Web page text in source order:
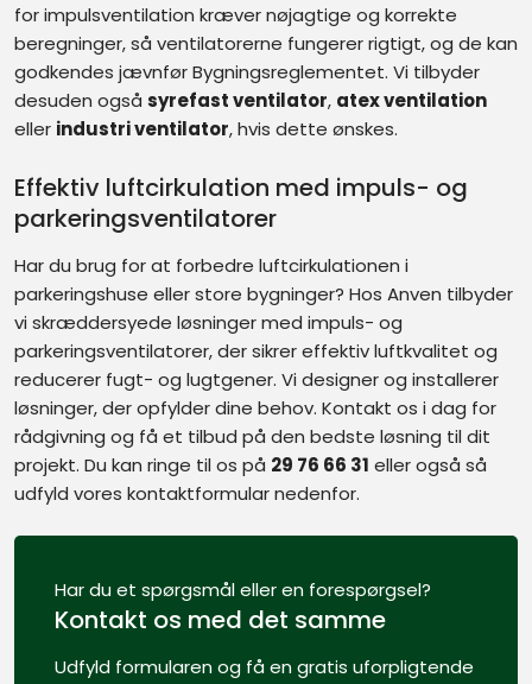
for impulsventilation kræver nøjagtige og korrekte
beregninger, så ventilatorerne fungerer rigtigt, og de kan
godkendes jævnfør Bygningsreglementet. Vi tilbyder
desuden også syrefast ventilator, atex ventilation
eller industri ventilator, hvis dette ønskes.​
Effektiv luftcirkulation med impuls- og
parkeringsventilatorer
​Har du brug for at forbedre luftcirkulationen i
parkeringshuse eller store bygninger? Hos Anven tilbyder
vi skræddersyede løsninger med impuls- og
parkeringsventilatorer, der sikrer effektiv luftkvalitet og
reducerer fugt- og lugtgener. Vi designer og installerer
løsninger, der opfylder dine behov. Kontakt os i dag for
rådgivning og få et tilbud på den bedste løsning til dit
projekt. Du kan ringe til os på ​ 29 76 66 31 eller også så
udfyld vores kontaktformular nedenfor.
Har du et spørgsmål eller en forespørgsel?​
Kontakt os med det samme​
Udfyld formularen og få en gratis uforpligtende